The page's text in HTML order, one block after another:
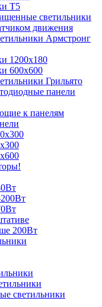
Т5
светильники
движения
Армстронг
1200х180
600х600
Грильято
панели
к панелям
200Вт
светильники